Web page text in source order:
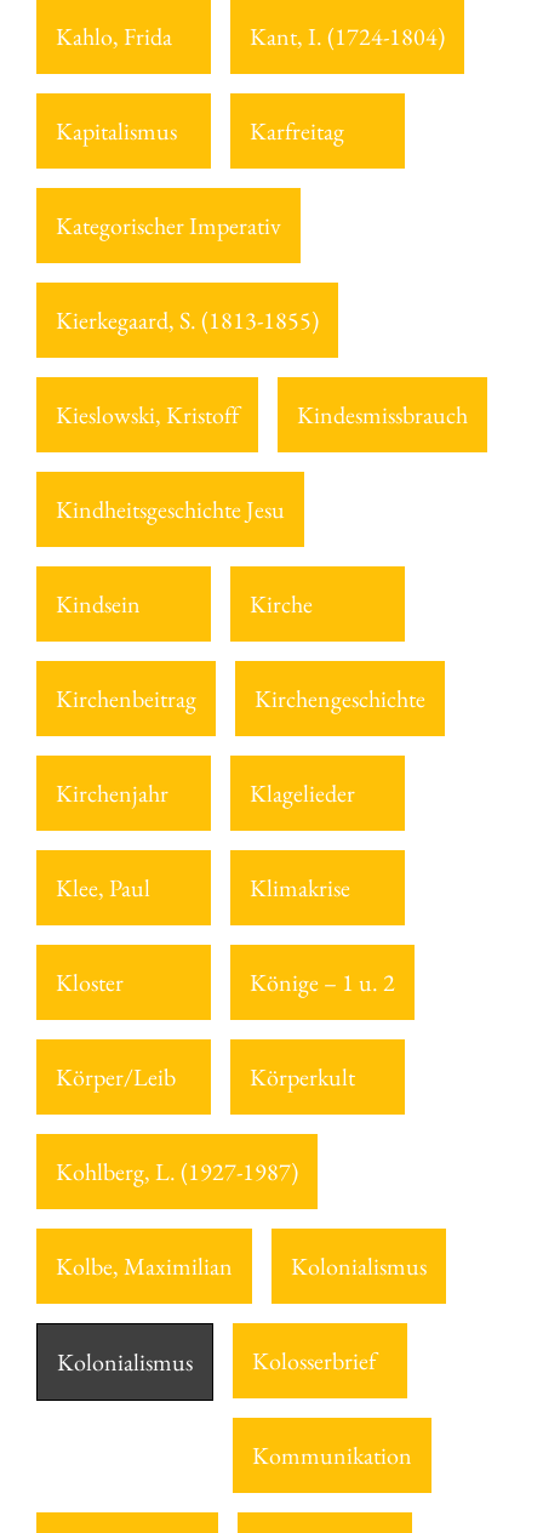
Kahlo, Frida Kant, I. (1724-1804)
Kapitalismus Karfreitag
Kategorischer Imperativ
Kierkegaard, S. (1813-1855)
Kieslowski, Kristoff Kindesmissbrauch
Kindheitsgeschichte Jesu
Kindsein Kirche
Kirchenbeitrag Kirchengeschichte
Kirchenjahr Klagelieder
Klee, Paul Klimakrise
Kloster Könige – 1 u. 2
Körper/Leib Körperkult
Kohlberg, L. (1927-1987)
Kolbe, Maximilian Kolonialismus
Kolonialismus Kolosserbrief
Kommunikation